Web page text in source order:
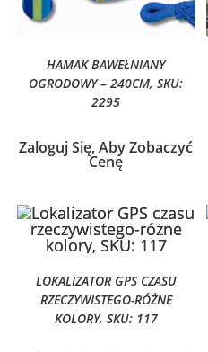
HAMAK BAWEŁNIANY
OGRODOWY – 240CM, SKU:
2295
Zaloguj Się, Aby Zobaczyć
Cenę
LOKALIZATOR GPS CZASU
RZECZYWISTEGO-RÓŻNE
KOLORY, SKU: 117